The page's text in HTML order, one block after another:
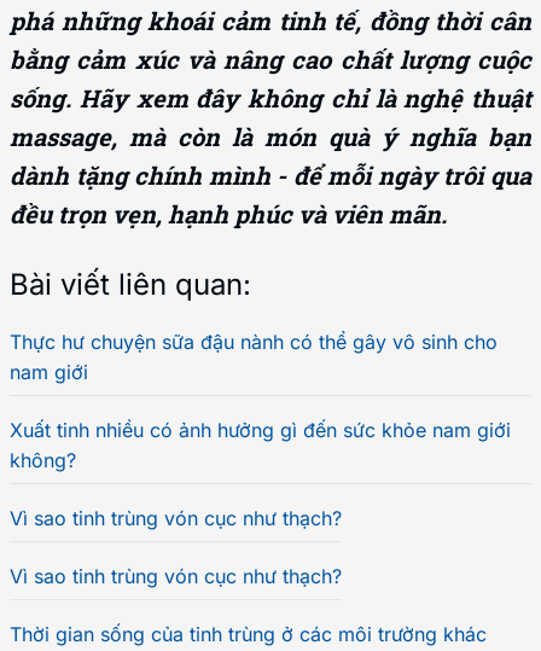
phá những khoái cảm tinh tế, đồng thời cân
bằng cảm xúc và nâng cao chất lượng cuộc
sống. Hãy xem đây không chỉ là nghệ thuật
massage, mà còn là món quà ý nghĩa bạn
dành tặng chính mình - để mỗi ngày trôi qua
đều trọn vẹn, hạnh phúc và viên mãn.
Bài viết liên quan:
Thực hư chuyện sữa đậu nành có thể gây vô sinh cho
nam giới
Xuất tinh nhiều có ảnh hưởng gì đến sức khỏe nam giới
không?
Vì sao tinh trùng vón cục như thạch?
Vì sao tinh trùng vón cục như thạch?
Thời gian sống của tinh trùng ở các môi trường khác